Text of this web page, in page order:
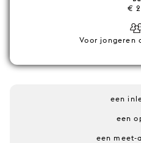
€
Voor jongeren
een
een
een meet-